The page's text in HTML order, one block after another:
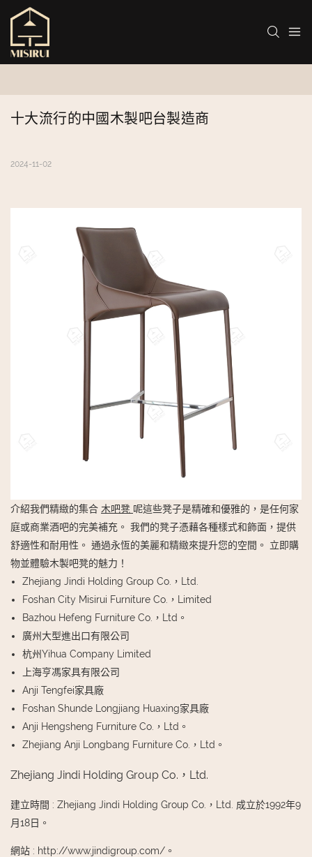
十大流行的中國木製吧台製造商
2024-11-02
介紹我們精緻的集合 木吧凳 呢這些凳子是精確和優雅的，是任何家
庭或商業酒吧的完美補充。 我們的凳子憑藉各種樣式和飾面，提供
舒適性和耐用性。 通過永恆的美麗和精緻來提升您的空間。 立即購
物並體驗木製吧凳的魅力！
Zhejiang Jindi Holding Group Co.，Ltd.
Foshan City Misirui Furniture Co.，Limited
Bazhou Hefeng Furniture Co.，Ltd。
廣州大型進出口有限公司
杭州Yihua Company Limited
上海亨馮家具有限公司
Anji Tengfei家具廠
Foshan Shunde Longjiang Huaxing家具廠
Anji Hengsheng Furniture Co.，Ltd。
Zhejiang Anji Longbang Furniture Co.，Ltd。
Zhejiang Jindi Holding Group Co.，Ltd.
建立時間 : Zhejiang Jindi Holding Group Co.，Ltd. 成立於1992年9
月18日。
網站 : http://www.jindigroup.com/。